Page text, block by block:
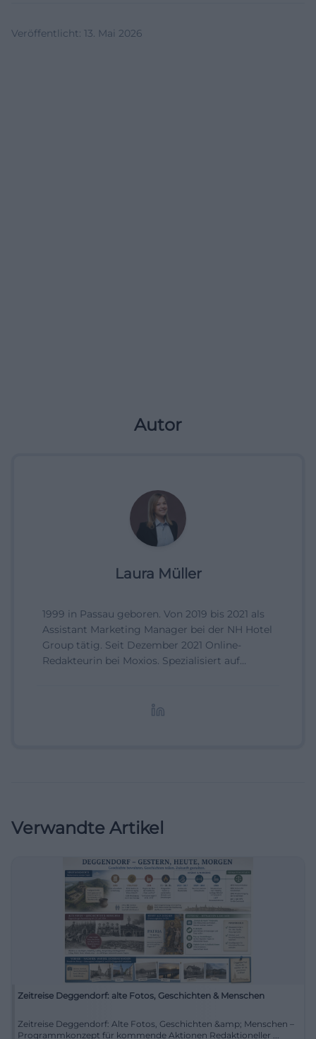
Veröffentlicht : 13. Mai 2026
Autor
Laura Müller
1999 in Passau geboren. Von 2019 bis 2021 als
Assistant Marketing Manager bei der NH Hotel
Group tätig. Seit Dezember 2021 Online-
Redakteurin bei Moxios. Spezialisiert auf
Verwandte Artikel
Zeitreise Deggendorf: alte Fotos, Geschichten & Menschen
Zeitreise Deggendorf: Alte Fotos, Geschichten &amp; Menschen –
Programmkonzept für kommende Aktionen Redaktioneller ...